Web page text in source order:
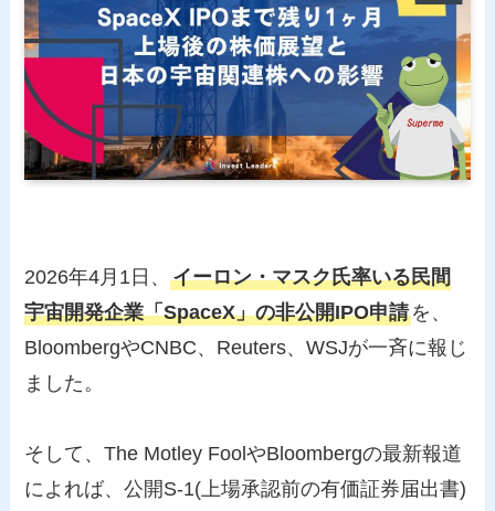
2026年4月1日、イーロン・マスク氏率いる民間
宇宙開発企業「SpaceX」の非公開IPO申請を、
BloombergやCNBC、Reuters、WSJが一斉に報じ
ました。
そして、The Motley FoolやBloombergの最新報道
によれば、公開S-1(上場承認前の有価証券届出書)